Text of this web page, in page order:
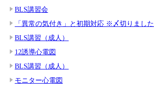
BLS講習会
「異常の気付き」と初期対応 ※〆切りました
BLS講習（成人）
12誘導心電図
BLS講習（成人）
モニター心電図